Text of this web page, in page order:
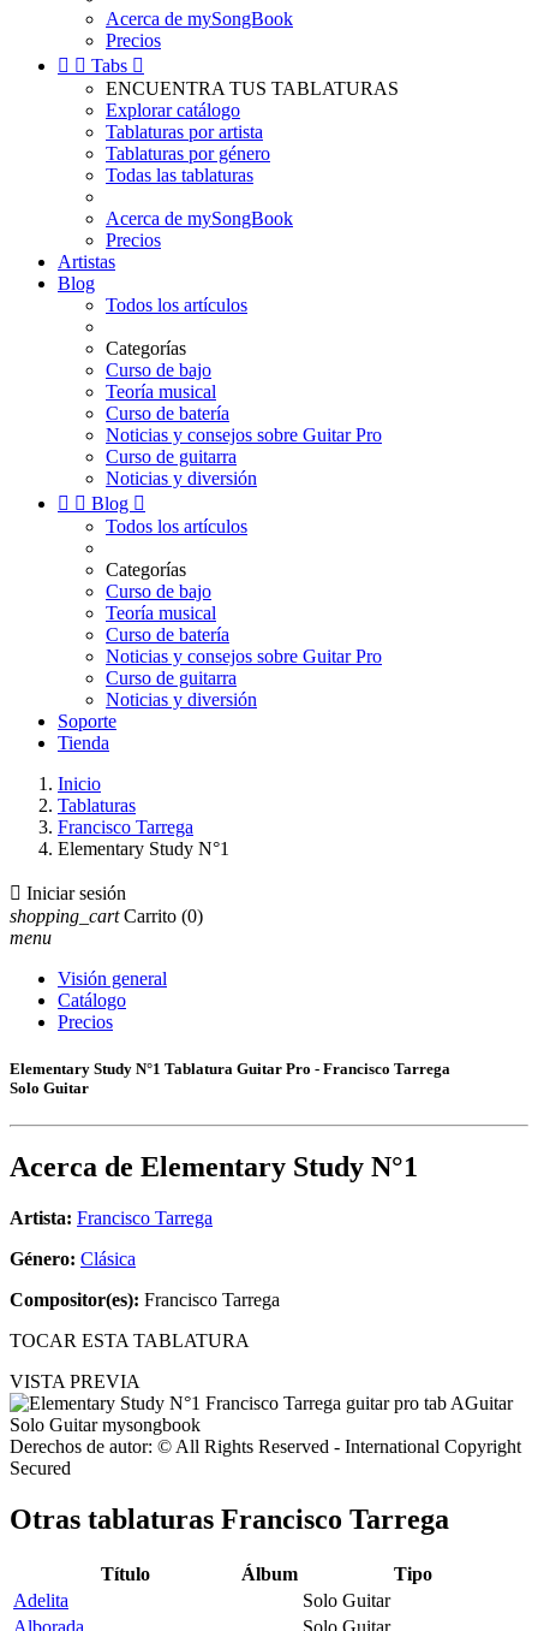
Acerca de mySongBook
Precios
  Tabs 
ENCUENTRA TUS TABLATURAS
Explorar catálogo
Tablaturas por artista
Tablaturas por género
Todas las tablaturas
Acerca de mySongBook
Precios
Artistas
Blog
Todos los artículos
Categorías
Curso de bajo
Teoría musical
Curso de batería
Noticias y consejos sobre Guitar Pro
Curso de guitarra
Noticias y diversión
  Blog 
Todos los artículos
Categorías
Curso de bajo
Teoría musical
Curso de batería
Noticias y consejos sobre Guitar Pro
Curso de guitarra
Noticias y diversión
Soporte
Tienda
Inicio
Tablaturas
Francisco Tarrega
Elementary Study N°1
 Iniciar sesión
shopping_cart Carrito (0)
menu
Visión general
Catálogo
Precios
Elementary Study N°1 Tablatura Guitar Pro - Francisco Tarrega
Solo Guitar
Acerca de Elementary Study N°1
Artista: Francisco Tarrega
Género: Clásica
Compositor(es): Francisco Tarrega
TOCAR ESTA TABLATURA
VISTA PREVIA
Derechos de autor: © All Rights Reserved - International Copyright
Secured
Otras tablaturas Francisco Tarrega
Título Álbum
Tipo
Adelita
Solo Guitar
Alborada
Solo Guitar